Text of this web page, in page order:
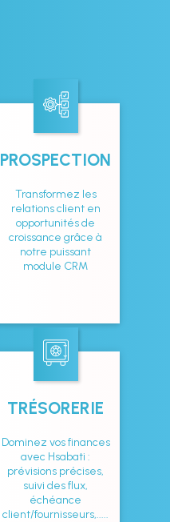
PROSPECTION
Transformez les
relations client en
opportunités de
croissance grâce à
notre puissant
module CRM
TRÉSORERIE
Dominez vos finances
avec Hsabati :
prévisions précises,
suivi des flux,
échéance
client/fournisseurs,.....